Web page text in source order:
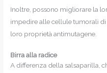
Inoltre, possono migliorare la
impedire alle cellule tumorali
loro proprietà antimutagene.
Birra alla radice
A differenza della salsaparilla,